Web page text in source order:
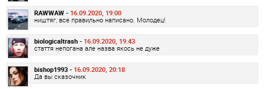
RAWWAW - 16.09.2020, 19:00
ништяг, все правильно написано. Молодец!
biologicaltrash - 16.09.2020, 19:43
стаття непогана але назва якось не дуже
bishop1993 - 16.09.2020, 20:18
Да вы сказочник